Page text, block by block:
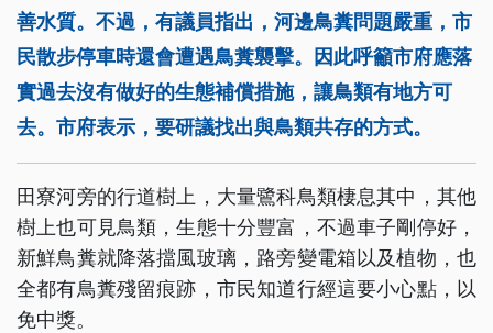
善水質。不過，有議員指出，河邊鳥糞問題嚴重，市
民散步停車時還會遭遇鳥糞襲擊。因此呼籲市府應落
實過去沒有做好的生態補償措施，讓鳥類有地方可
去。市府表示，要研議找出與鳥類共存的方式。
田寮河旁的行道樹上，大量鷺科鳥類棲息其中，其他
樹上也可見鳥類，生態十分豐富，不過車子剛停好，
新鮮鳥糞就降落擋風玻璃，路旁變電箱以及植物，也
全都有鳥糞殘留痕跡，市民知道行經這要小心點，以
免中獎。